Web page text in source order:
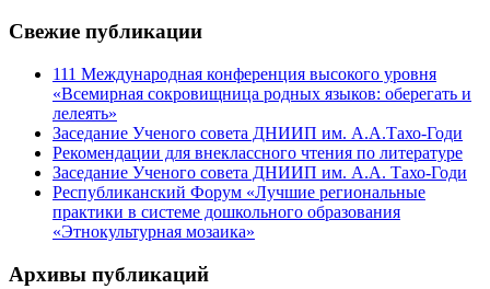
Свежие публикации
111 Международная конференция высокого уровня
«Всемирная сокровищница родных языков: оберегать и
лелеять»
Заседание Ученого совета ДНИИП им. А.А.Тахо-Годи
Рекомендации для внеклассного чтения по литературе
Заседание Ученого совета ДНИИП им. А.А. Тахо-Годи
Республиканский Форум «Лучшие региональные
практики в системе дошкольного образования
«Этнокультурная мозаика»
Архивы публикаций